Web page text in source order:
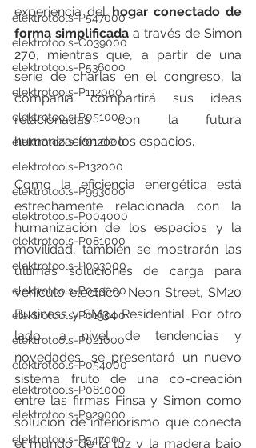
elektrotools-P547000
elektrotools-C039000
elektrotools-P536000
elektrotools-P112000
elektrotools-P051000
elektrotools-P012000
elektrotools-P132000
elektrotools-P993000
elektrotools-P004000
elektrotools-P081000
elektrotools-P093000
elektrotools-P053000
elektrotools-P019000
elektrotools-P021000
elektrotools-P054000
elektrotools-P081000
elektrotools-P929000
elektrotools-P547000
experiencia del hogar conectado de
forma simplificada a través de Simon
270, mientras que, a partir de una
serie de charlas en el congreso, la
compañía compartirá sus ideas
relacionadas con la futura
humanización de los espacios.
Como la eficiencia energética está
estrechamente relacionada con la
humanización de los espacios y la
movilidad, también se mostrarán las
últimas soluciones de carga para
vehículo eléctrico: Neon Street, SM20
Business y SM34 Residential. Por otro
lado, a nivel de tendencias y
novedades, se presentará un nuevo
sistema fruto de una co-creación
entre las firmas Finsa y Simon como
solución de interiorismo que conecta
el mundo de la luz y la madera bajo